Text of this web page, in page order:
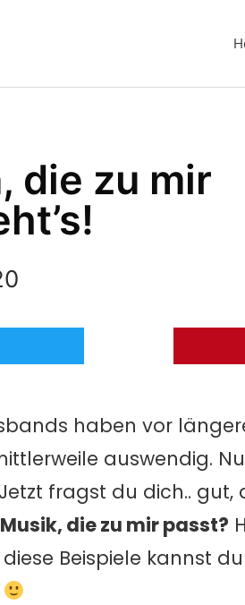
die zu mir
haben vor
auswendig.
fragst du dich.. gut,
die zu mir passt?
Beispiele kannst